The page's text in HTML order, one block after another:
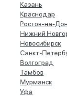
Казань
Краснодар
Ростов-на-
Нижний
Новосибирск
Санкт-
Волгоград
Тамбов
Мурманск
Уфа